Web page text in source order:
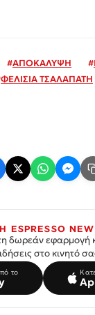
#ΑΠΟΚΑΛΥΨΗ #
ΦΕΛΙΣΙΑ ΤΣΑΛΑΠΑΤΗ
δωρεάν εφαρμογή
στο κινητό
το